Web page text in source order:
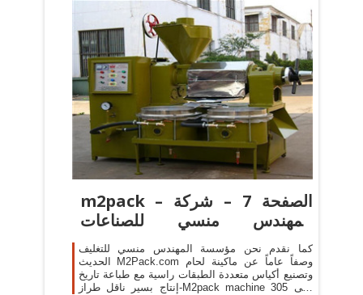
m2pack – الصفحة 7 – شركة
المهندس منسي للصناعات
الهندسية
كما نقدم نحن مؤسسة المهندس منسي للتغليف
الحديث M2Pack.com وصفاً عاماً عن ماكينة لحام
وتصنيع أكياس متعددة الطبقات راسية مع طباعة تاريخ
إنتاج بسير ناقل طراز-M2pack machine 305 التى